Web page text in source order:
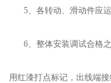
5、各转动、滑动件应运
6、整体安装调试合格之
用红漆打点标记，出线端